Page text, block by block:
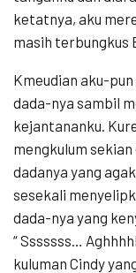
ketatnya, aku
masih terbungkus
Kmeudian aku-
dada-nya sambil
kejantananku.
mengkulum
dadanya yang
sesekali
dada-nya yang
“ Sssssss…
kuluman Cindy